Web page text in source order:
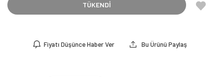
TÜKENDİ
Fiyatı Düşünce Haber Ver Bu Ürünü Paylaş